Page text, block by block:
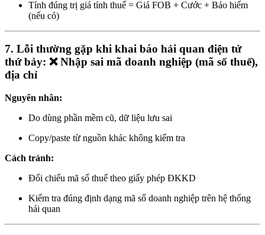
Tính đúng trị giá tính thuế = Giá FOB + Cước + Bảo hiểm
(nếu có)
7. Lỗi thường gặp khi khai báo hải quan điện tử
thứ bảy: ❌ Nhập sai mã doanh nghiệp (mã số thuế),
địa chỉ
Nguyên nhân:
Do dùng phần mềm cũ, dữ liệu lưu sai
Copy/paste từ nguồn khác không kiểm tra
Cách tránh:
Đối chiếu mã số thuế theo giấy phép ĐKKD
Kiểm tra đúng định dạng mã số doanh nghiệp trên hệ thống
hải quan